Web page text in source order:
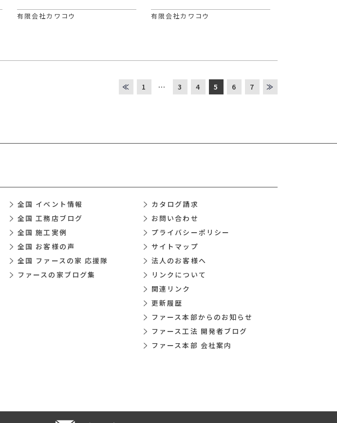
有限会社カワコウ 有限会社カワコウ
≪ 1 … 3 4 5 6 7 ≫
全国 イベント情報
全国 工務店ブログ
全国 施工実例
全国 お客様の声
全国 ファースの家 応援隊
ファースの家ブログ集
カタログ請求
お問い合わせ
プライバシーポリシー
サイトマップ
法人のお客様へ
リンクについて
関連リンク
更新履歴
ファース本部からのお知らせ
ファース工法 開発者ブログ
ファース本部 会社案内